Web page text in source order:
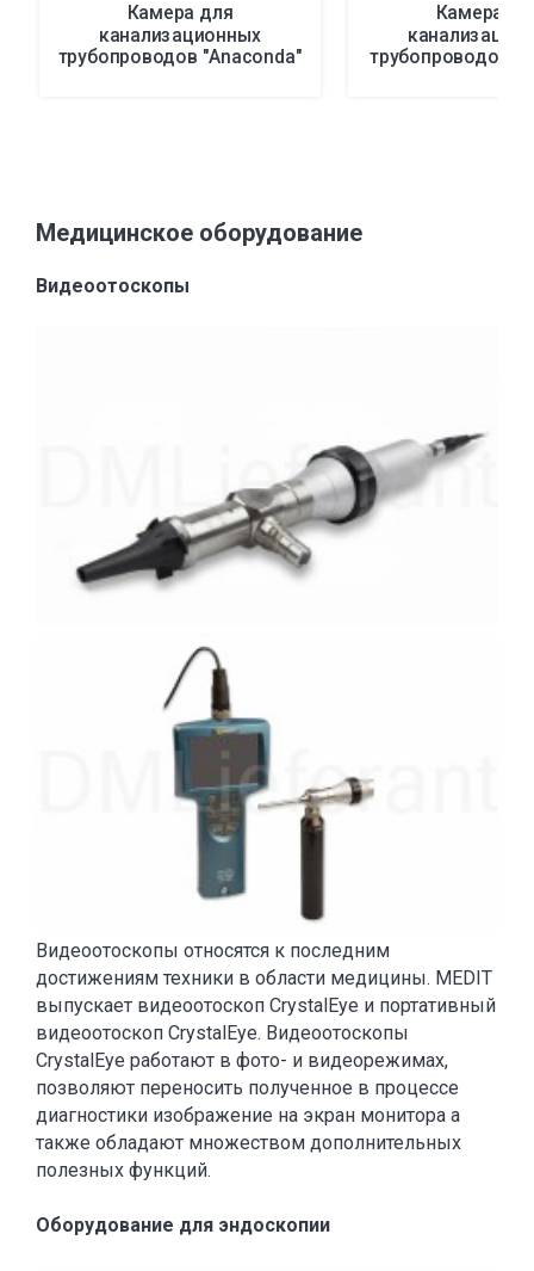
Камера для
канализационных
трубопроводов "Anaconda"
Камера
трубопроводов
Медицинское оборудование
Видеоотоскопы
Видеоотоскопы относятся к последним
достижениям техники в области медицины. MEDIT
выпускает видеоотоскоп CrystalEye и портативный
видеоотоскоп CrystalEye. Видеоотоскопы
CrystalEye работают в фото- и видеорежимах,
позволяют переносить полученное в процессе
диагностики изображение на экран монитора а
также обладают множеством дополнительных
полезных функций.
Оборудование для эндоскопии